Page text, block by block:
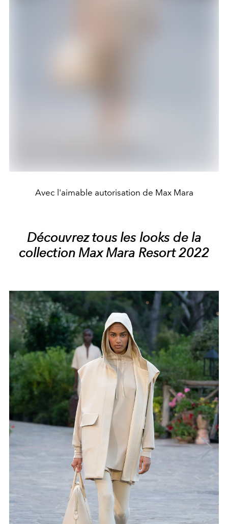
Avec l'aimable autorisation de Max Mara
Découvrez tous les looks de la
collection Max Mara Resort 2022